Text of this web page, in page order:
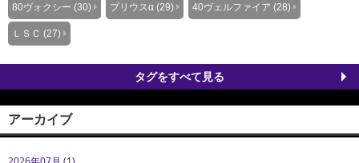
80ヴォクシー (30) プリウスα (29) 40ヴェルファイア (28)
ＬＳＣ (27)
タグをすべて見る
アーカイブ